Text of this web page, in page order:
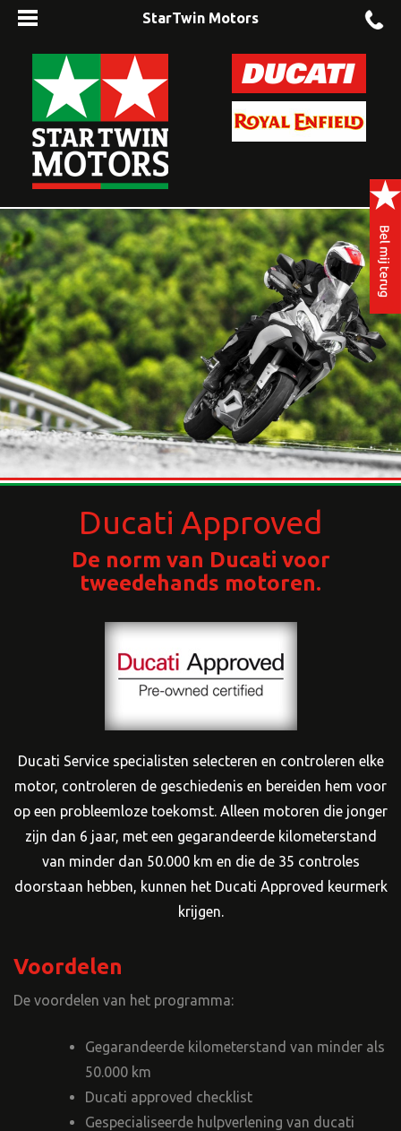
StarTwin Motors
Ducati Approved
De norm van Ducati voor
tweedehands motoren.
Ducati Service specialisten selecteren en controleren elke
motor, controleren de geschiedenis en bereiden hem voor
op een probleemloze toekomst. Alleen motoren die jonger
zijn dan 6 jaar, met een gegarandeerde kilometerstand
van minder dan 50.000 km en die de 35 controles
doorstaan hebben, kunnen het Ducati Approved keurmerk
krijgen.
Voordelen
De voordelen van het programma:
Gegarandeerde kilometerstand van minder als
50.000 km
Ducati approved checklist
Gespecialiseerde hulpverlening van ducati